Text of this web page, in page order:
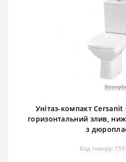
Унітаз-компакт
горизонтальний злив,
з
Код товару: